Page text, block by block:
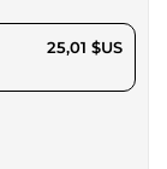
25,01 $US